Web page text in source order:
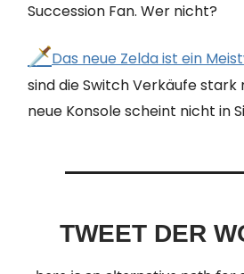
Succession Fan. Wer nicht?
🗡️Das neue Zelda ist ein
sind die Switch Verkäufe stark
neue Konsole scheint nicht in
TWEET DER